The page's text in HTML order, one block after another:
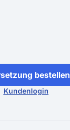
bestellen
Kundenlogin